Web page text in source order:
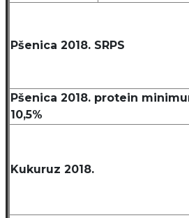
Pšenica 2018. SRPS
Pšenica 2018. protein
10,5%
Kukuruz 2018.